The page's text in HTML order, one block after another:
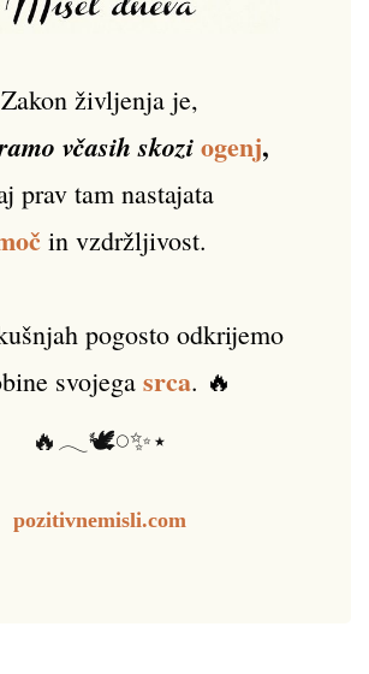
Zakon življenja je,
včasih skoziogenj,
prav tam nastajata
in vzdržljivost.
pogosto odkrijemo
svojega srca. 🔥
🔥𓂃🕊️𓏸✨⋆
pozitivnemisli.com